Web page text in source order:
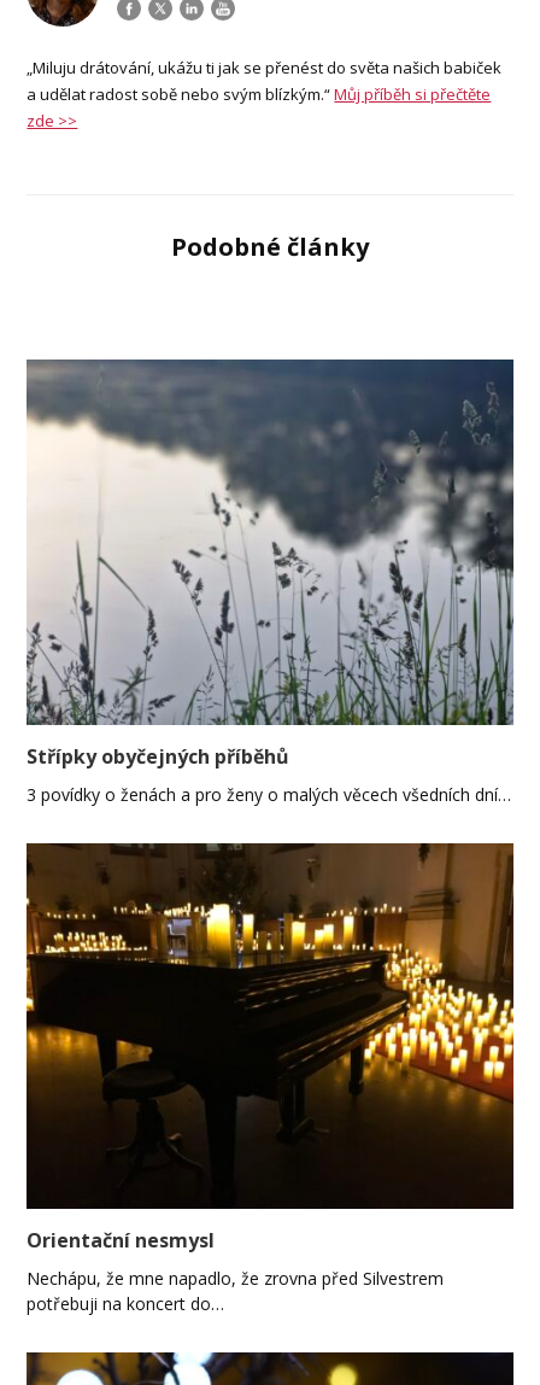
„Miluju drátování, ukážu ti jak se přenést do světa našich babiček
a udělat radost sobě nebo svým blízkým.“Můj příběh si přečtěte
zde >>
Podobné články
Střípky obyčejných příběhů
3 povídky o ženách a pro ženy o malých věcech všedních dní…
Orientační nesmysl
Nechápu, že mne napadlo, že zrovna před Silvestrem
potřebuji na koncert do…